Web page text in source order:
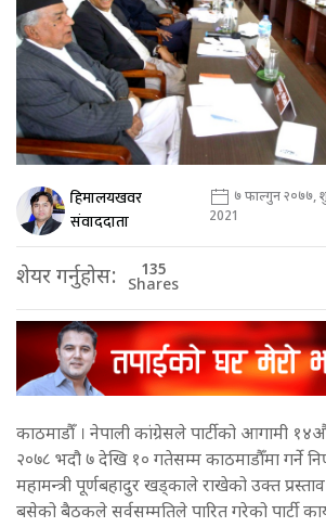
हिमालयखवर
संवाददाता
७ फाल्गुन २०७७,
2021
शेयर गर्नुहोस: 135
Shares
काठमाडौँ । नेपाली कांग्रेसले पार्टीको आगामी
२०७८ भदौ ७ देखि १० गतेसम्म काठमाडौँमा गर्ने
महामन्त्री पूर्णबहादुर खड्काले राखेको उक्त
बसेको बैठकले सर्वसम्मतिले पारित गरेको पार्टी